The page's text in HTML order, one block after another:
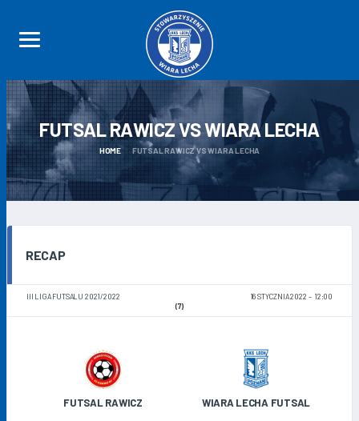
FUTSAL RAWICZ VS WIARALECHA
HOME FUTSAL RAWICZ VS WIARA LECHA
RECAP
III LIGA FUTSALU 2021/2022 16 STYCZNIA 2022
12:00
(7)
FUTSAL RAWICZ WIARA LECHA FUTSAL